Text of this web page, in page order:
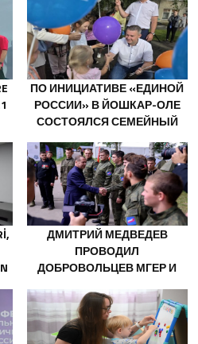
ПО ИНИЦИАТИВЕ «ЕДИНОЙ
РОССИИ» В ЙОШКАР-ОЛЕ
СОСТОЯЛСЯ СЕМЕЙНЫЙ
ДМИТРИЙ МЕДВЕДЕВ
ПРОВОДИЛ
ДОБРОВОЛЬЦЕВ МГЕР И
НА ПЕРЕДОВУЮ